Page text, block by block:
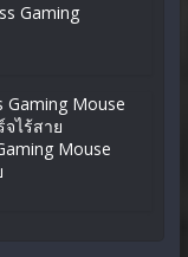
Gaming
Mouse